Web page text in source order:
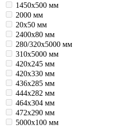
1450х500 мм
2000 мм
20х50 мм
2400х80 мм
280/320х5000 мм
310х5000 мм
420х245 мм
420х330 мм
436х285 мм
444х282 мм
464х304 мм
472х290 мм
5000х100 мм